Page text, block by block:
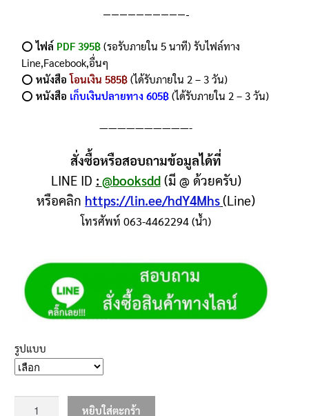
——————————-
⭕️ไฟล์ PDF 395฿ (รอรับภายใน 5 นาที) รับไฟล์ทาง
Line,Facebook,อื่นๆ
⭕️หนังสือโอนเงิน 585฿ (ได้รับภายใน 2 – 3 วัน)
⭕️หนังสือ เก็บเงินปลายทาง 605฿ (ได้รับภายใน 2 – 3 วัน)
——————————-
สั่งซื้อหรือสอบถามข้อมูลได้ที่
LINE ID : @booksdd(มี @ ด้วยครับ)
หรือคลิก https://lin.ee/hdY4Mhs(Line)
โทรศัพท์ 063-4462294 (น้ำ)
รูปแบบ
หยิบใส่ตะกร้า